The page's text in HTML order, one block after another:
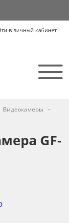
в личный кабинет
Видеокамеры -
GF-